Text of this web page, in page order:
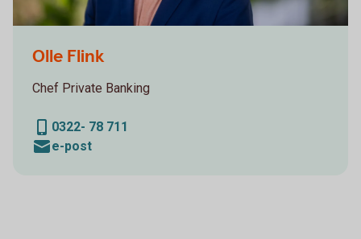
Olle Flink
Chef Private Banking
0322- 78 711
e-post